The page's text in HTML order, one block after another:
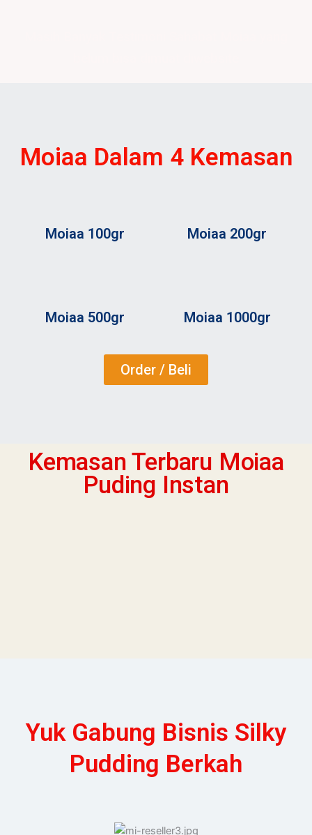
Moiaa Dalam 4 Kemasan
Moiaa 100gr Moiaa 200gr
Moiaa 500gr Moiaa 1000gr
Order / Beli
Kemasan Terbaru Moiaa
Puding Instan
Yuk Gabung Bisnis Silky
Pudding Berkah